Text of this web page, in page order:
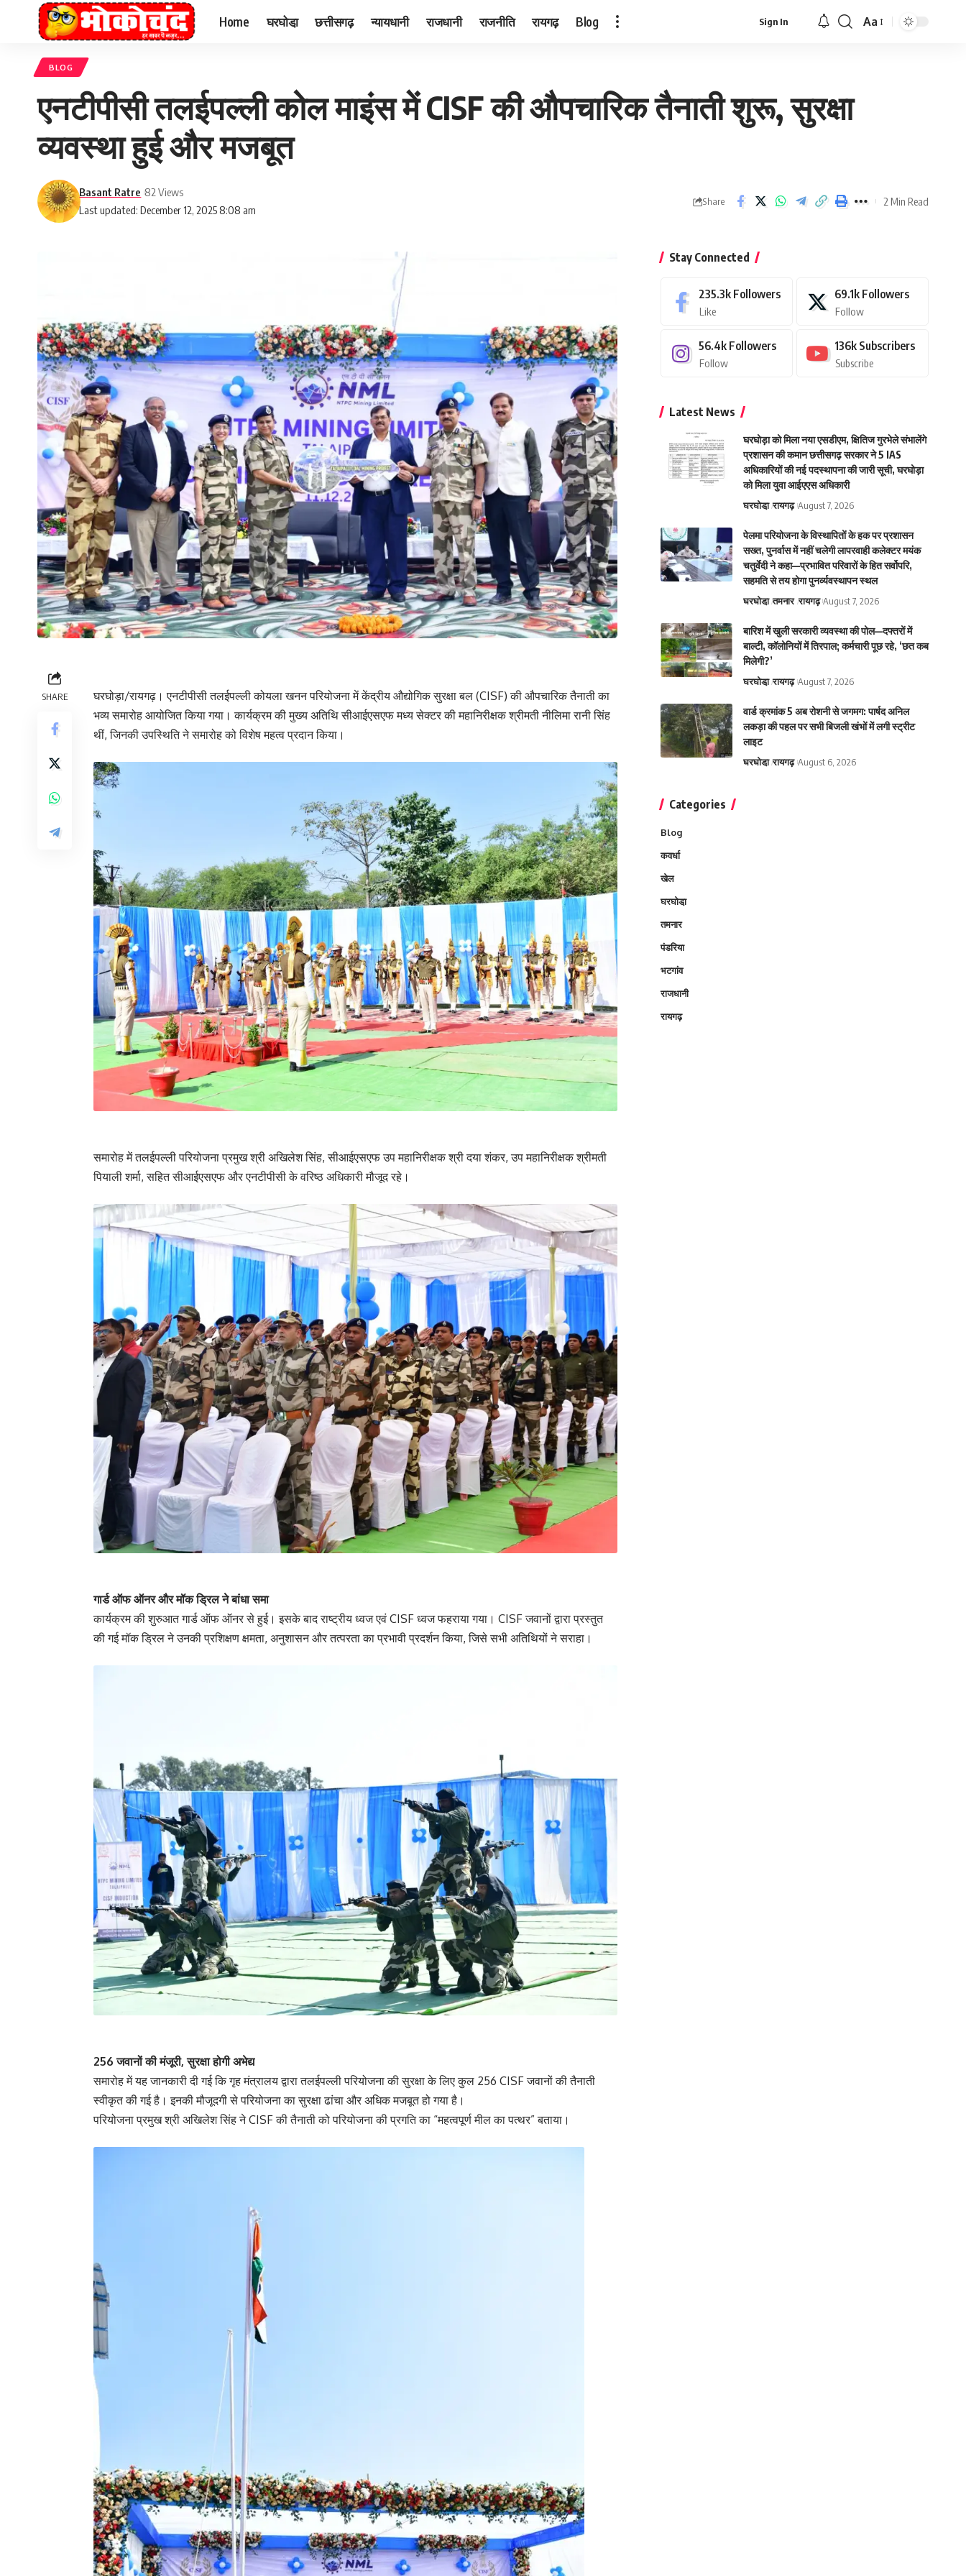
Home घरघोडा़ छत्तीसगढ़ न्यायधानी राजधानी राजनीति रायगढ़ Blog Sign In
Font
Aa
BLOG
एनटीपीसी तलईपल्ली कोल माइंस में CISF की औपचारिक तैनाती शुरू, सुरक्षा
व्यवस्था हुई और मजबूत
Last updated: December 12, 2025 8:08 am
Basant Ratre 82 Views
Share 2 Min Read
SHARE
घरघोड़ा/रायगढ़। एनटीपीसी तलईपल्ली कोयला खनन परियोजना में केंद्रीय औद्योगिक सुरक्षा बल (CISF) की औपचारिक तैनाती का
भव्य समारोह आयोजित किया गया। कार्यक्रम की मुख्य अतिथि सीआईएसएफ मध्य सेक्टर की महानिरीक्षक श्रीमती नीलिमा रानी सिंह
थीं, जिनकी उपस्थिति ने समारोह को विशेष महत्व प्रदान किया।
समारोह में तलईपल्ली परियोजना प्रमुख श्री अखिलेश सिंह, सीआईएसएफ उप महानिरीक्षक श्री दया शंकर, उप महानिरीक्षक श्रीमती
पियाली शर्मा, सहित सीआईएसएफ और एनटीपीसी के वरिष्ठ अधिकारी मौजूद रहे।
गार्ड ऑफ ऑनर और मॉक ड्रिल ने बांधा समा
कार्यक्रम की शुरुआत गार्ड ऑफ ऑनर से हुई। इसके बाद राष्ट्रीय ध्वज एवं CISF ध्वज फहराया गया। CISF जवानों द्वारा प्रस्तुत
की गई मॉक ड्रिल ने उनकी प्रशिक्षण क्षमता, अनुशासन और तत्परता का प्रभावी प्रदर्शन किया, जिसे सभी अतिथियों ने सराहा।
256 जवानों की मंजूरी, सुरक्षा होगी अभेद्य
समारोह में यह जानकारी दी गई कि गृह मंत्रालय द्वारा तलईपल्ली परियोजना की सुरक्षा के लिए कुल 256 CISF जवानों की तैनाती
स्वीकृत की गई है। इनकी मौजूदगी से परियोजना का सुरक्षा ढांचा और अधिक मजबूत हो गया है।
परियोजना प्रमुख श्री अखिलेश सिंह ने CISF की तैनाती को परियोजना की प्रगति का “महत्वपूर्ण मील का पत्थर” बताया।
Stay Connected
235.3k Followers
Like
69.1k Followers
Follow
56.4k Followers
Follow
136k Subscribers
Subscribe
Latest News
घरघोड़ा को मिला नया एसडीएम, क्षितिज गुरभेले संभालेंगे
प्रशासन की कमान छत्तीसगढ़ सरकार ने 5 IAS
अधिकारियों की नई पदस्थापना की जारी सूची, घरघोड़ा
को मिला युवा आईएएस अधिकारी
घरघोडा़ रायगढ़ August 7, 2026
पेलमा परियोजना के विस्थापितों के हक पर प्रशासन
सख्त, पुनर्वास में नहीं चलेगी लापरवाही कलेक्टर मयंक
चतुर्वेदी ने कहा—प्रभावित परिवारों के हित सर्वोपरि,
सहमति से तय होगा पुनर्व्यवस्थापन स्थल
घरघोडा़ तमनार रायगढ़ August 7, 2026
बारिश में खुली सरकारी व्यवस्था की पोल—दफ्तरों में
बाल्टी, कॉलोनियों में तिरपाल; कर्मचारी पूछ रहे, ‘छत कब
मिलेगी?’
घरघोडा़ रायगढ़ August 7, 2026
वार्ड क्रमांक 5 अब रोशनी से जगमग: पार्षद अनिल
लकड़ा की पहल पर सभी बिजली खंभों में लगी स्ट्रीट
लाइट
घरघोडा़ रायगढ़ August 6, 2026
Categories
Blog
कवर्धा
खेल
घरघोडा़
तमनार
पंडरिया
भटगांव
राजधानी
रायगढ़